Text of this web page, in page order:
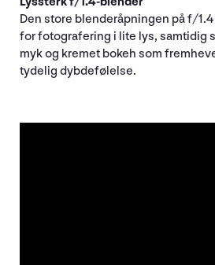
Den store blenderåpningen på f/
for fotografering i lite lys, samtidig
myk og kremet bokeh som
tydelig dybdefølelse.